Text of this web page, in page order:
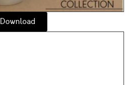
Download